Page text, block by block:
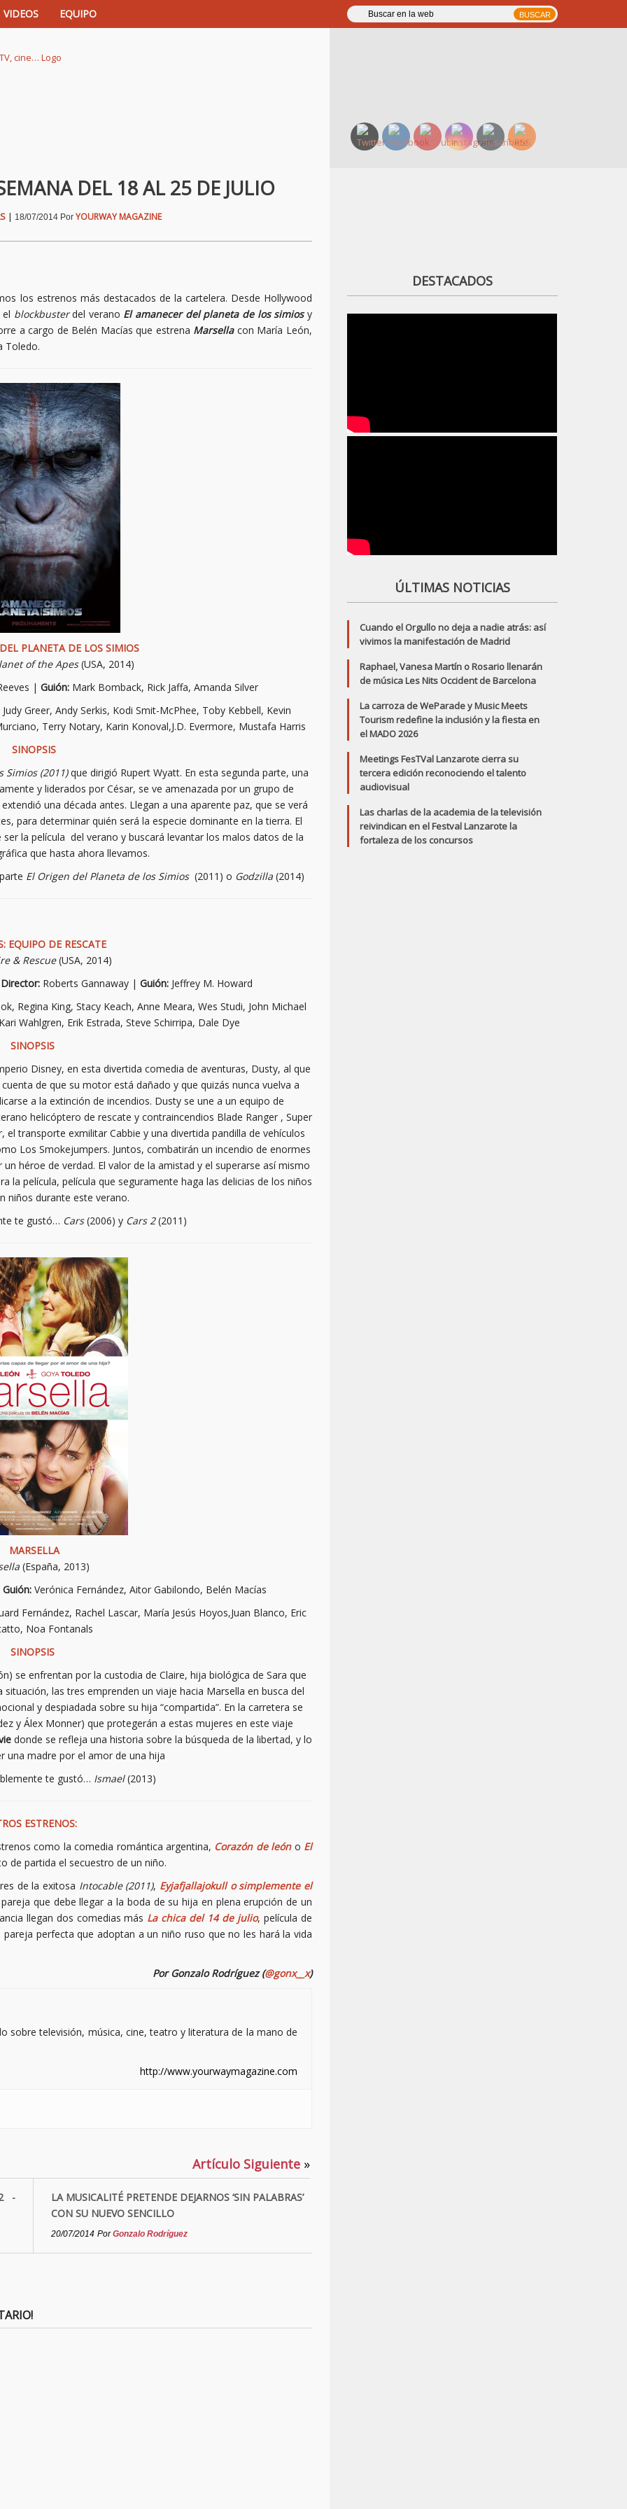
VIDEOS EQUIPO
DEL 18 AL 25 DE JULIO
| 18/07/2014 Por YOURWAY MAGAZINE
los estrenos más destacados de la cartelera. Desde Hollywood
blockbusterdel verano El amanecer del planeta de los simiosy
a cargo de Belén Macías que estrena Marsella con María León,
Toledo.
PLANETA DE LOS SIMIOS
of the Apes(USA, 2014)
| Guión:Mark Bomback, Rick Jaffa, Amanda Silver
Greer, Andy Serkis, Kodi Smit-McPhee, Toby Kebbell, Kevin
Terry Notary, Karin Konoval,J.D. Evermore, Mustafa Harris
SINOPSIS
Simios (2011)que dirigió Rupert Wyatt. En esta segunda parte, una
y liderados por César, se ve amenazada por un grupo de
una década antes. Llegan a una aparente paz, que se verá
para determinar quién será la especie dominante en la tierra. El
la película del verano y buscará levantar los malos datos de la
que hasta ahora llevamos.
El Origen del Planeta de los Simios(2011) o Godzilla (2014)
EQUIPO DE RESCATE
& Rescue(USA, 2014)
Director:Roberts Gannaway | Guión:Jeffrey M. Howard
Regina King, Stacy Keach, Anne Meara, Wes Studi, John Michael
Wahlgren, Erik Estrada, Steve Schirripa, Dale Dye
SINOPSIS
Disney, en esta divertida comedia de aventuras, Dusty, al que
de que su motor está dañado y que quizás nunca vuelva a
a la extinción de incendios. Dusty se une a un equipo de
helicóptero de rescate y contraincendios Blade Ranger , Super
el transporte exmilitar Cabbie y una divertida pandilla de vehículos
Los Smokejumpers. Juntos, combatirán un incendio de enormes
héroe de verdad. El valor de la amistad y el superarse así mismo
la película, película que seguramente haga las delicias de los niños
niños durante este verano.
te gustó… Cars(2006) y Cars 2(2011)
MARSELLA
(España, 2013)
Guión:Verónica Fernández, Aitor Gabilondo, Belén Macías
Fernández, Rachel Lascar, María Jesús Hoyos,Juan Blanco, Eric
Noa Fontanals
SINOPSIS
se enfrentan por la custodia de Claire, hija biológica de Sara que
las tres emprenden un viaje hacia Marsella en busca del
y despiadada sobre su hija “compartida”. En la carretera se
y Álex Monner) que protegerán a estas mujeres en este viaje
donde se refleja una historia sobre la búsqueda de la libertad, y lo
una madre por el amor de una hija
te gustó… Ismael(2013)
ESTRENOS:
como la comedia romántica argentina, Corazón de leóno El
de partida el secuestro de un niño.
de la exitosa Intocable (2011), Eyjafjallajokull o simplemente el
que debe llegar a la boda de su hija en plena erupción de un
llegan dos comedias más La chica del 14 de julio, película de
perfecta que adoptan a un niño ruso que no les hará la vida
Por Gonzalo Rodríguez (@gonx__x)
sobre televisión, música, cine, teatro y literatura de la mano de
http://www.yourwaymagazine.com
-
Artículo Siguiente »
LA MUSICALITÉ PRETENDE DEJARNOS ‘SIN PALABRAS’
CON SU NUEVO SENCILLO
20/07/2014 PorGonzalo Rodríguez
DESTACADOS
ÚLTIMAS NOTICIAS
Cuando el Orgullo no deja a nadie atrás: así
vivimos la manifestación de Madrid
Raphael, Vanesa Martín o Rosario llenarán
de música Les Nits Occident de Barcelona
La carroza de WeParade y Music Meets
Tourism redefine la inclusión y la fiesta en
el MADO 2026
Meetings FesTVal Lanzarote cierra su
tercera edición reconociendo el talento
audiovisual
Las charlas de la academia de la televisión
reivindican en el Festval Lanzarote la
fortaleza de los concursos